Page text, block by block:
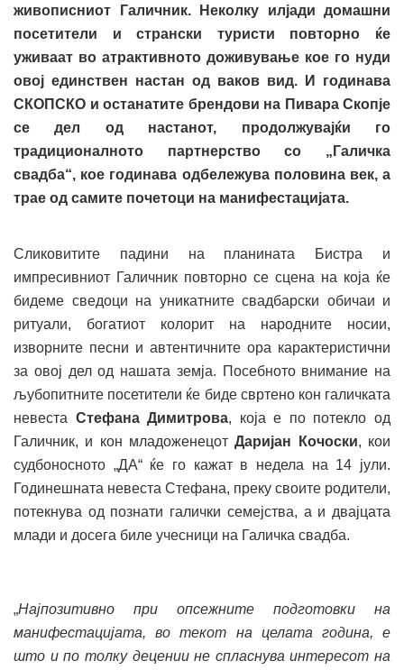
живописниот Галичник. Неколку илјади домашни
посетители и странски туристи повторно ќе
уживаат во атрактивното доживување кое го нуди
овој единствен настан од ваков вид. И годинава
СКОПСКО и останатите брендови на Пивара Скопје
се дел од настанот, продолжувајќи го
традиционалното партнерство со „Галичка
свадба“, кое годинава одбележува половина век, а
трае од самите почетоци на манифестацијата.
Сликовитите падини на планината Бистра и
импресивниот Галичник повторно се сцена на која ќе
бидеме сведоци на уникатните свадбарски обичаи и
ритуали, богатиот колорит на народните носии,
изворните песни и автентичните ора карактеристични
за овој дел од нашата земја. Посебното внимание на
љубопитните посетители ќе биде свртено кон галичката
невеста Стефана Димитрова, која е по потекло од
Галичник, и кон младоженецотДаријан Кочоски, кои
судбоносното „ДА“ ќе го кажат в недела на 14 јули.
Годинешната невеста Стефана, преку своите родители,
потекнува од познати галички семејства, а и двајцата
млади и досега биле учесници на Галичка свадба.
„Најпозитивно при опсежните подготовки на
манифестацијата, во текот на целата година, е
што и по толку децении не спласнува интересот на